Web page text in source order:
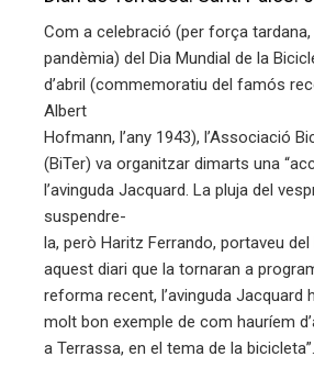
Com a celebració (per força
pandèmia) del Dia Mundial de la
d’abril (commemoratiu del famós
Albert
Hofmann, l’any 1943), l’Associació
(BiTer) va organitzar dimarts una
l’avinguda Jacquard. La pluja del
suspendre-
la, però Haritz Ferrando, portaveu del
aquest diari que la tornaran a
reforma recent, l’avinguda Jacquard
molt bon exemple de com hauríem
a Terrassa, en el tema de la bicicleta”.